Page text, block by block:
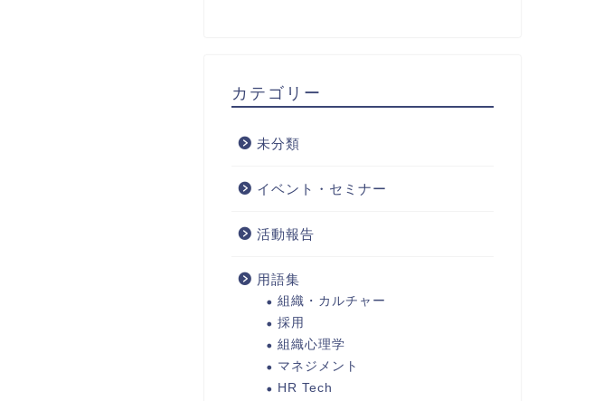
カテゴリー
未分類
イベント・セミナー
活動報告
用語集
組織・カルチャー
採用
組織心理学
マネジメント
HR Tech